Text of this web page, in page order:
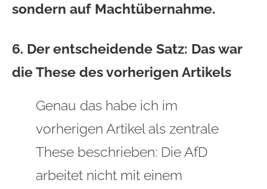
sondern auf Machtübernahme.
6. Der entscheidende Satz: Das war
die These des vorherigen Artikels
Genau das habe ich im
vorherigen Artikel als zentrale
These beschrieben: Die AfD
arbeitet nicht mit einem